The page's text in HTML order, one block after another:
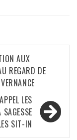
AUX
REGARD DE
LES
SIT-IN